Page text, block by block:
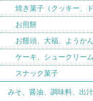
焼き菓子（クッキー、
お煎餅
お饅頭、大福、ようか
ケーキ、シュークリー
スナック菓子
みそ、醤油、調味料、出